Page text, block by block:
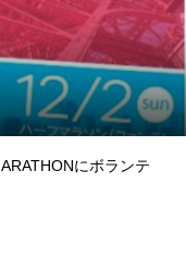
にボランテ